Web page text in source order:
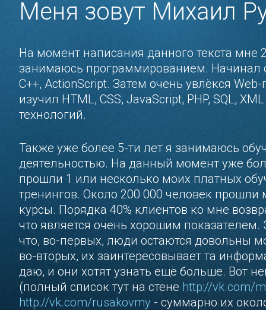
Меня зовут Михаил
На момент написания данного текста мне
занимаюсь программированием. Начинал
C++, ActionScript. Затем очень увлёкся
изучил HTML, CSS, JavaScript, PHP, SQL,
технологий.
Также уже более 5-ти лет я занимаюсь
деятельностью. На данный момент уже
прошли 1 или несколько моих платных
тренингов. Около 200 000 человек прошли
курсы. Порядка 40% клиентов ко мне
что является очень хорошим показателем.
что, во-первых, люди остаются довольны
во-вторых, их заинтересовывает та
даю, и они хотят узнать ещё больше. Вот
(полный список тут на стене http://vk.com/
http://vk.com/rusakovmy - суммарно их